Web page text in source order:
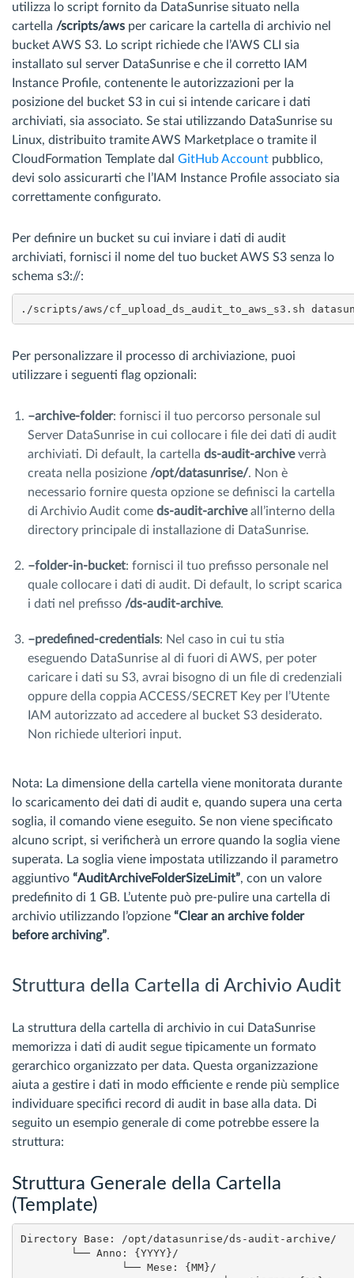
utilizza lo script fornito da DataSunrise situato nella
cartella /scripts/aws per caricare la cartella di archivio nel
bucket AWS S3. Lo script richiede che l’AWS CLI sia
installato sul server DataSunrise e che il corretto IAM
Instance Profile, contenente le autorizzazioni per la
posizione del bucket S3 in cui si intende caricare i dati
archiviati, sia associato. Se stai utilizzando DataSunrise su
Linux, distribuito tramite AWS Marketplace o tramite il
CloudFormation Template dal GitHub Account pubblico,
devi solo assicurarti che l’IAM Instance Profile associato sia
correttamente configurato.
Per definire un bucket su cui inviare i dati di audit
archiviati, fornisci il nome del tuo bucket AWS S3 senza lo
schema s3://:
./scripts/aws/cf_upload_ds_audit_to_aws_s3.sh
Per personalizzare il processo di archiviazione, puoi
utilizzare i seguenti flag opzionali:
–archive-folder: fornisci il tuo percorso personale sul
Server DataSunrise in cui collocare i file dei dati di audit
archiviati. Di default, la cartella ds-audit-archiveverrà
creata nella posizione /opt/datasunrise/. Non è
necessario fornire questa opzione se definisci la cartella
di Archivio Audit come ds-audit-archiveall’interno della
directory principale di installazione di DataSunrise.
–folder-in-bucket: fornisci il tuo prefisso personale nel
quale collocare i dati di audit. Di default, lo script scarica
i dati nel prefisso /ds-audit-archive.
–predefined-credentials: Nel caso in cui tu stia
eseguendo DataSunrise al di fuori di AWS, per poter
caricare i dati su S3, avrai bisogno di un file di credenziali
oppure della coppia ACCESS/SECRET Key per l’Utente
IAM autorizzato ad accedere al bucket S3 desiderato.
Non richiede ulteriori input.
Nota: La dimensione della cartella viene monitorata durante
lo scaricamento dei dati di audit e, quando supera una certa
soglia, il comando viene eseguito. Se non viene specificato
alcuno script, si verificherà un errore quando la soglia viene
superata. La soglia viene impostata utilizzando il parametro
aggiuntivo “AuditArchiveFolderSizeLimit”, con un valore
predefinito di 1 GB. L’utente può pre-pulire una cartella di
archivio utilizzando l’opzione “Clear an archive folder
before archiving”.
Struttura della Cartella di Archivio Audit
La struttura della cartella di archivio in cui DataSunrise
memorizza i dati di audit segue tipicamente un formato
gerarchico organizzato per data. Questa organizzazione
aiuta a gestire i dati in modo efficiente e rende più semplice
individuare specifici record di audit in base alla data. Di
seguito un esempio generale di come potrebbe essere la
struttura:
Struttura Generale della Cartella
(Template)
Directory Base: /opt/datasunrise/ds-audit-archive/